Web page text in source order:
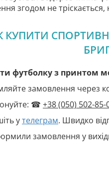
згодом не тріскається,
КУПИТИ
футболку з принтом
замовлення через
☎ +38 (050) 502-85-
утелеграм. Швидко
замовлення у